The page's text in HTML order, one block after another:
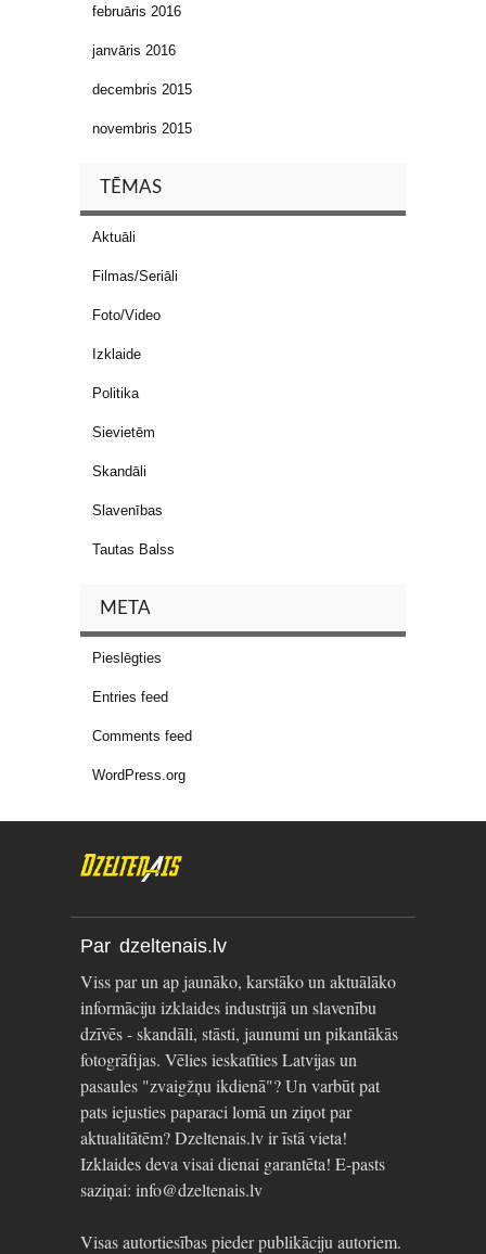
februāris 2016
janvāris 2016
decembris 2015
novembris 2015
TĒMAS
Aktuāli
Filmas/Seriāli
Foto/Video
Izklaide
Politika
Sievietēm
Skandāli
Slavenības
Tautas Balss
META
Pieslēgties
Entries feed
Comments feed
WordPress.org
Par dzeltenais.lv
Viss par un ap jaunāko, karstāko un aktuālāko
informāciju izklaides industrijā un slavenību
dzīvēs - skandāli, stāsti, jaunumi un pikantākās
fotogrāfijas. Vēlies ieskatīties Latvijas un
pasaules "zvaigžņu ikdienā"? Un varbūt pat
pats iejusties paparaci lomā un ziņot par
aktualitātēm? Dzeltenais.lv ir īstā vieta!
Izklaides deva visai dienai garantēta! E-pasts
saziņai: info@dzeltenais.lv
Visas autortiesības pieder publikāciju autoriem.